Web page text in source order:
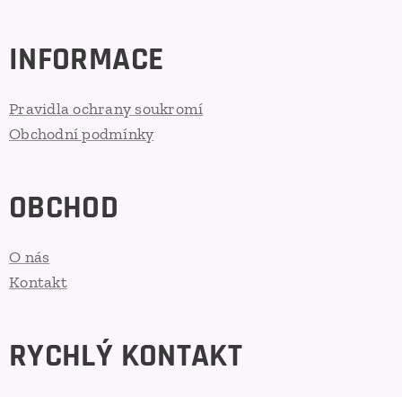
INFORMACE
Pravidla ochrany soukromí
Obchodní podmínky
OBCHOD
O nás
Kontakt
RYCHLÝ KONTAKT